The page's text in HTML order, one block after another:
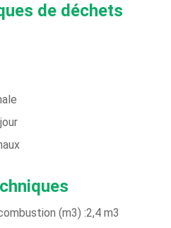
de déchets
(m3) :2,4 m3